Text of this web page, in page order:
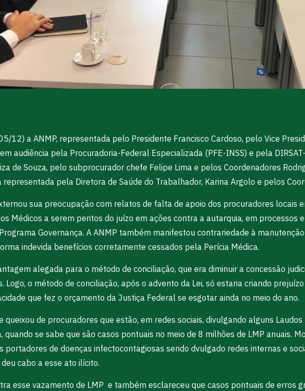
12) a ANMP, representada pelo Presidente Francisco Cardoso, pelo Vice
audiência pela Procuradoria-Federal Especializada (PFE-INSS) e pela
de Souza, pelo subprocurador chefe Felipe Lima e pelos Coordenadores
representada pela Diretora de Saúde do Trabalhador, Karina Argolo e pelos
sua preocupação com relatos de falta de apoio dos procuradores locais
Médicos a serem peritos do juízo em ações contra a autarquia, em processos
Governança. A ANMP também manifestou contrariedade à
indevida benefícios corretamente cessados pela Perícia Médica.
alegada para o método de conciliação, que era diminuir a concessão
Logo, o método de conciliação, após o advento da Lei, só estaria criando
que fez o orçamento da Justiça Federal se esgotar ainda no meio do ano.
queixou de procuradores que estão, em redes sociais, divulgando alguns
quando se sabe que são casos pontuais no meio de 8 milhões de LMP anuais.
portadores de doenças infectocontagiosas sendo dvulgado redes internas e
cabo a esse ato ilícito.
esse vazamento de LMP e também esclareceu que casos pontuais de erros